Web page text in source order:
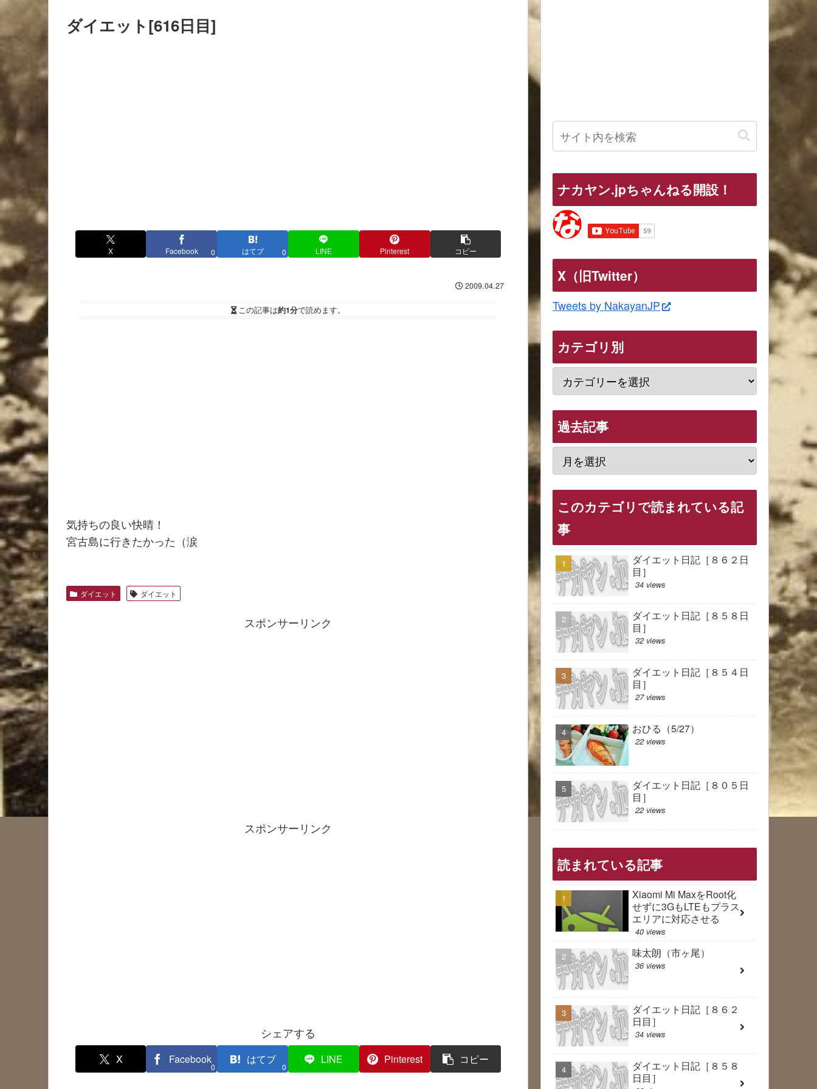
ダイエット[616日目]
X Facebook 0 はてブ 0 LINE Pinterest コピー
2009.04.27
この記事は約1分で読めます。
気持ちの良い快晴！
宮古島に行きたかった（涙
ダイエット ダイエット
スポンサーリンク
スポンサーリンク
シェアする
X Facebook
0
はてブ
0
LINE Pinterest コピー
ナカヤン.jpちゃんねる開設！
X（旧Twitter）
Tweets by NakayanJP
カテゴリ別
過去記事
このカテゴリで読まれている記
事
ダイエット日記［８６２日
目］
34 views
ダイエット日記［８５８日
目］
32 views
ダイエット日記［８５４日
目］
27 views
おひる（5/27）
22 views
ダイエット日記［８０５日
目］
22 views
読まれている記事
Xiaomi Mi MaxをRoot化
せずに3GもLTEもプラス
エリアに対応させる
40 views
味太朗（市ヶ尾）
36 views
ダイエット日記［８６２
日目］
34 views
ダイエット日記［８５８
日目］